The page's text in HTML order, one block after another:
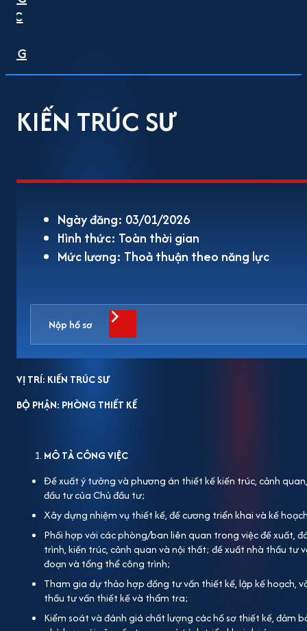
KIẾN TRÚC SƯ
Ngày đăng: 03/01/2026
Hình thức: Toàn thời gian
Mức lương: Thoả thuận theo năng lực
Nộp hồ sơ
VỊ TRÍ: KIẾN TRÚC SƯ
BỘ PHẬN: PHÒNG THIẾT KẾ
MÔ TẢ CÔNG VIỆC
Đề xuất ý tưởng và phương án thiết kế kiến trúc, cảnh
đầu tư của Chủ đầu tư;
Xây dựng nhiệm vụ thiết kế, đề cương triển khai và kế
Phối hợp với các phòng/ban liên quan trong việc đề xuất,
trình, kiến trúc, cảnh quan và nội thất; đề xuất nhà thầu tư
đoạn và tổng thể công trình;
Tham gia dự thảo hợp đồng tư vấn thiết kế, lập kế hoạch,
thầu tư vấn thiết kế và thẩm tra;
Kiểm soát và đánh giá chất lượng các hồ sơ thiết kế, đảm